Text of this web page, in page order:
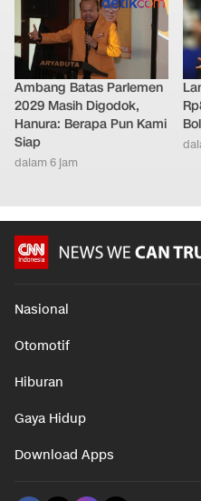
Ambang Batas Parlemen
2029 Masih Digodok,
Hanura: Berapa Pun Kami
Siap
dalam 6 jam
Nasional
Otomotif
Hiburan
Gaya Hidup
Download Apps